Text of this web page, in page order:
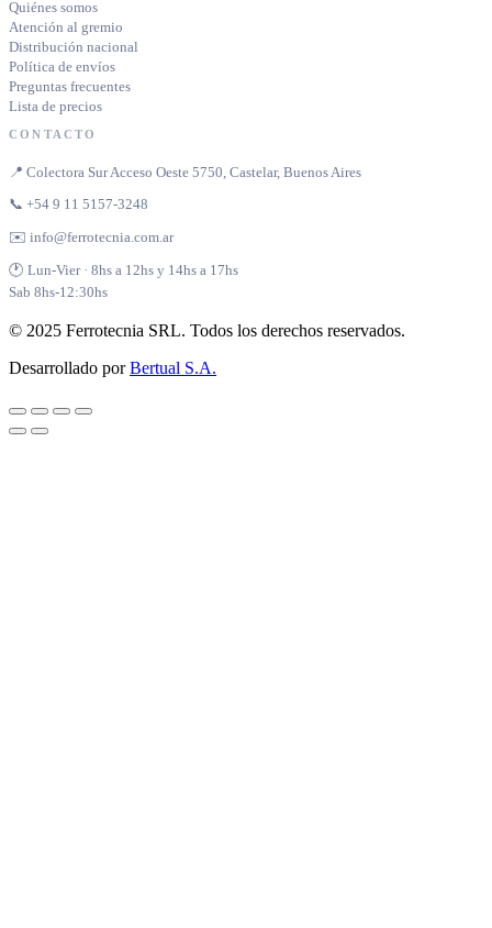
Quiénes somos
Atención al gremio
Distribución nacional
Política de envíos
Preguntas frecuentes
Lista de precios
CONTACTO
📍 Colectora Sur Acceso Oeste 5750, Castelar, Buenos Aires
📞 +54 9 11 5157-3248
✉️ info@ferrotecnia.com.ar
🕐 Lun-Vier · 8hs a 12hs y 14hs a 17hs
Sab 8hs-12:30hs
© 2025 Ferrotecnia SRL. Todos los derechos reservados.
Desarrollado porBertual S.A.